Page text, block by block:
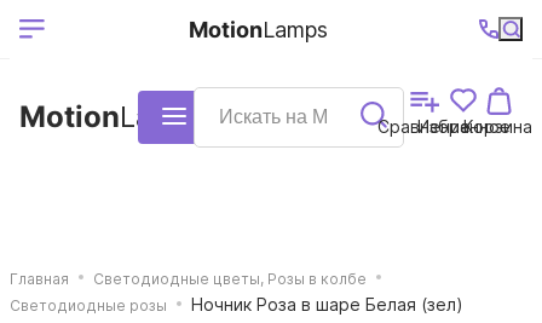
Ваш регион
Выберите ваш
+7 (495)740-
38-68
График
работы
MotionLamps Каталог Сравнение
Избранное
Корзина
MotionLamps
Главная
Светодиодные цветы, Розы в колбе
Светодиодные розы
Ночник Роза в шаре Белая (зел)